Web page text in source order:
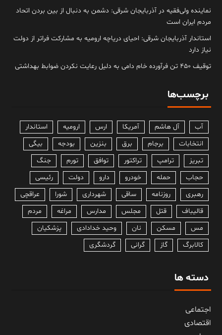
نماینده ولی‌فقیه در آذربایجان شرقی: دشمن به دنبال از بین بردن اتحاد
مردم ایران است
استاندار آذربایجان شرقی: احیای دریاچه ارومیه به مشارکت فراتر از دولت
نیاز دارد
توقیف ۴۵۰ تن فرآورده خام دامی به دلیل رعایت نکردن ضوابط بهداشتی
برچسب‌ها
آب آل هاشم آمریکا ارس ارومیه
استاندار
انتخابات
برجام برق بنزین بودجه
بیگی
تبریز
ترامپ تراکتور توافق تورم
جنگ
حجاب
حمله خودرو دارو دولت
رئیسی
رهبری
روزنامه ساقی شهرداری شورا
عراقچی
قالیباف
قتل مجلس مدارس مراغه
مردم
مس
مسکن نان وحید خدادادی
پزشکیان
کالابرگ
گاز گرانی گردشگری
دسته ها
اجتماعی
اقتصادی